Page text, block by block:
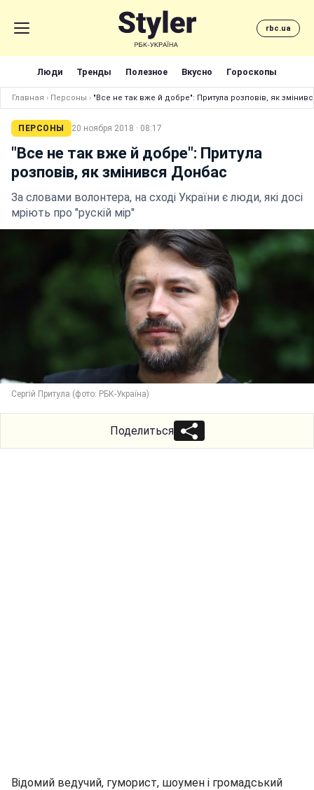
rbc.ua
Люди Тренды Полезное Вкусно Гороскопы
Главная › Персоны › "Все не так вже й добре": Притула розповів, як
ПЕРСОНЫ 20 ноября 2018 · 08:17
"Все не так вже й добре": Притула
розповів, як змінився Донбас
За словами волонтера, на сході України є люди, які досі
мріють про "рускій мір"
Сергій Притула (фото: РБК-Україна)
Поделиться
Відомий ведучий, гуморист, шоумен і громадський